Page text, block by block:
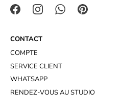
CONTACT
COMPTE
SERVICE CLIENT
WHATSAPP
RENDEZ-VOUS AU STUDIO